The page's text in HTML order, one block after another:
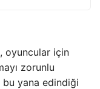
oyuncular için
zorunlu
bu yana edindiği